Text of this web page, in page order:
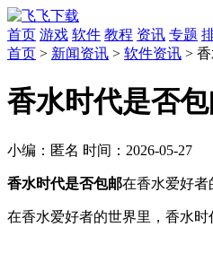
首页 游戏 软件 教程 资讯 专题
首页 > 新闻资讯 > 软件资讯 >
香水时代是否
小编： 匿名 时间： 2026-05-27
香水时代是否包邮在香水爱好者
在香水爱好者的世界里，香水